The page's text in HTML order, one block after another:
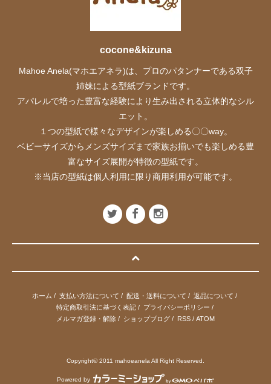
cocone&kizuna
Mahoe Anela(マホエアネラ)は、プロのパタンナーである双子
姉妹による型紙ブランドです。
アパレルで培った豊富な経験により生み出される立体的なシル
エット。
１つの型紙で様々なデザインが楽しめる〇〇way。
ベビーサイズからメンズサイズまで家族お揃いでも楽しめる豊
富なサイズ展開が特徴の型紙です。
※当店の型紙は個人利用に限り商用利用が可能です。
ホーム / 支払い方法について / 配送・送料について / 返品について /
特定商取引法に基づく表記/ プライバシーポリシー /
メルマガ登録・解除 / ショップブログ / RSS / ATOM
Copyright© 2011 mahoeanela All Right Reserved.
Powered by